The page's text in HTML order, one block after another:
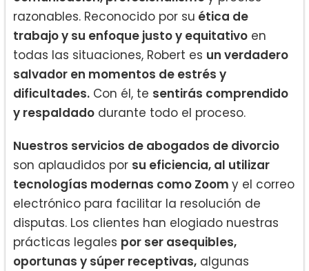
razonables. Reconocido por su ética de
trabajo y su enfoque justo y equitativo en
todas las situaciones, Robert es un verdadero
salvador en momentos de estrés y
dificultades. Con él, te sentirás comprendido
y respaldado durante todo el proceso.
Nuestros servicios de abogados de divorcio
son aplaudidos por su eficiencia, al utilizar
tecnologías modernas como Zoom y el correo
electrónico para facilitar la resolución de
disputas. Los clientes han elogiado nuestras
prácticas legales por ser asequibles,
oportunas y súper receptivas, algunas